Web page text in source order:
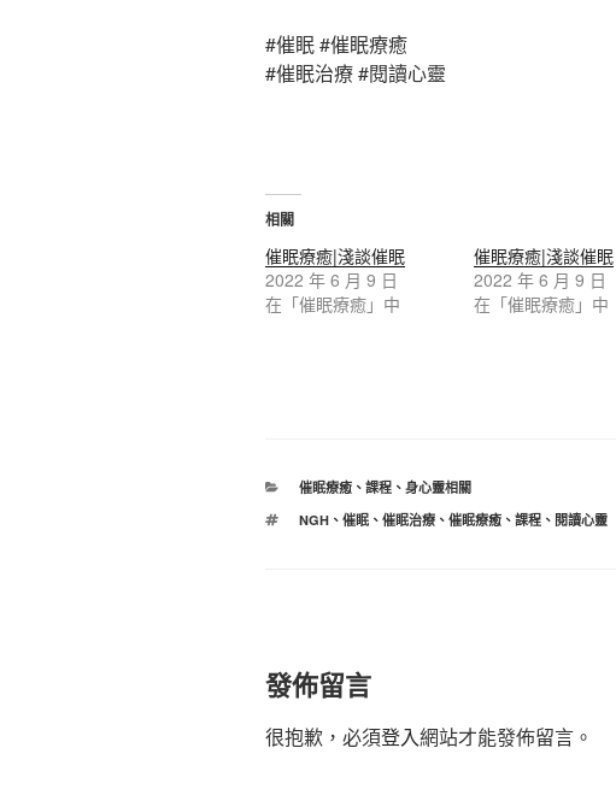
#催眠 #催眠療癒
#催眠治療 #閱讀心靈
相關
催眠療癒|淺談催眠
2022 年 6 月 9 日
在「催眠療癒」中
催眠療癒|淺談催眠
2022 年 6 月 9 日
在「催眠療癒」中
分
催眠療癒、 課程、 身心靈相關
標
NGH、 催眠、 催眠治療、 催眠療癒、 課程、 閱讀心靈
發佈留言
很抱歉，必須登入網站才能發佈留言。